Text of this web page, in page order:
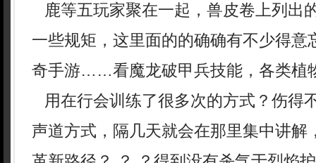
鹿等五玩家聚在一起，兽皮卷上列出
一些规矩，这里面的的确确有不少得意
奇手游……看魔龙破甲兵技能，各类植
用在行会训练了很多次的方式？伤得
声道方式，隔几天就会在那里集中讲解